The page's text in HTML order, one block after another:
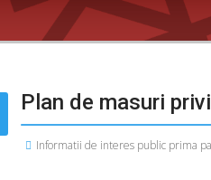
Plan de masuri
Informatii de interes public prima